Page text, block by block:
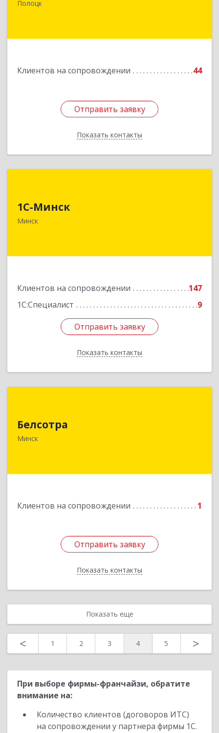
Полоцк
Клиентов на сопровождении 44
Отправить заявку
Показать контакты
Отправить заявку
Назад
1С-Минск
Минск
Клиентов на сопровождении
147
1С:Специалист
9
Отправить заявку
Показать контакты
220125, г. Минск, ул. Шафарнянская, д. 11, ком.
Отправить заявку
Назад
Белсотра
Минск
Клиентов на сопровождении 1
Отправить заявку
Показать контакты
Отправить заявку
Назад
Показать еще
< 1 2 3 4 5 >
При выборе фирмы-франчайзи, обратите
внимание на:
Количество клиентов (договоров ИТС)
на сопровождении у партнера фирмы 1С.